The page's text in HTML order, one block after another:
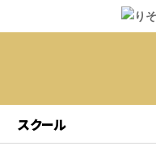
スクール